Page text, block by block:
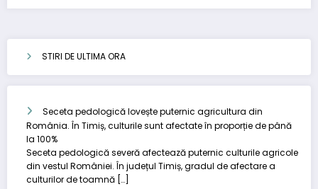
STIRI DE ULTIMA ORA
Seceta pedologică lovește puternic agricultura din
România. În Timiș, culturile sunt afectate în proporție de până
la 100%
Seceta pedologică severă afectează puternic culturile agricole
din vestul României. În județul Timiș, gradul de afectare a
culturilor de toamnă […]